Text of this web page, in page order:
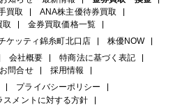
買取
ANA株主優待券買取
取
金券買取価格一覧
ケッティ錦糸町北口店
株優NOW
会社概要
特商法に基づく表記
お問合せ
採用情報
プライバシーポリシー
スメントに対する方針